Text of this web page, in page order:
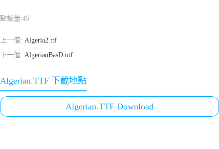
點擊量:45
上一個: Algeria2.ttf
下一個: AlgerianBasD.otf
Algerian.TTF 下載地點
Algerian.TTF Download